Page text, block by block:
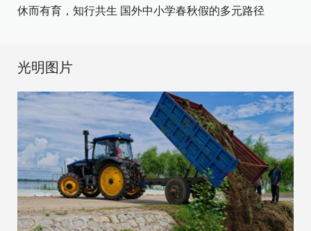
休而有育，知行共生 国外中小学春秋假的多元路径
光明图片